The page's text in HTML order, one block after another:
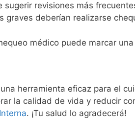
revisiones más
deberían realizarse
médico puede marcar
herramienta eficaz para el
la calidad de vida y reducir
. ¡Tu salud lo agradecerá!